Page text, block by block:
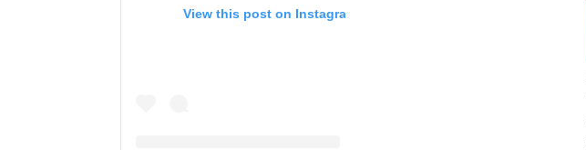
View this post on Instagram